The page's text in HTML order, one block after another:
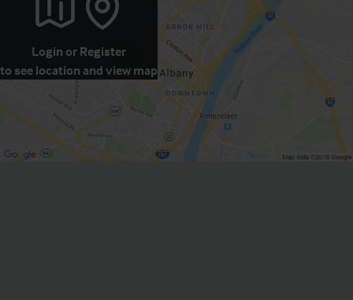
Login or Register
to see location and view map